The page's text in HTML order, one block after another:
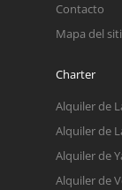
Contacto
Mapa del
Charter
Alquiler de
Alquiler de
Alquiler de
Alquiler de